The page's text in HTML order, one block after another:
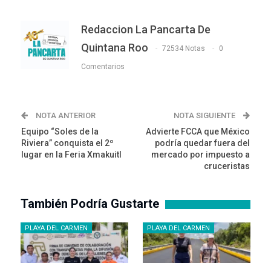
Redaccion La Pancarta De
Quintana Roo
72534 Notas 0
Comentarios
NOTA ANTERIOR
Equipo “Soles de la
Riviera” conquista el 2º
lugar en la Feria Xmakuitl
NOTA SIGUIENTE
Advierte FCCA que México
podría quedar fuera del
mercado por impuesto a
cruceristas
También Podría Gustarte
PLAYA DEL CARMEN PLAYA DEL CARMEN